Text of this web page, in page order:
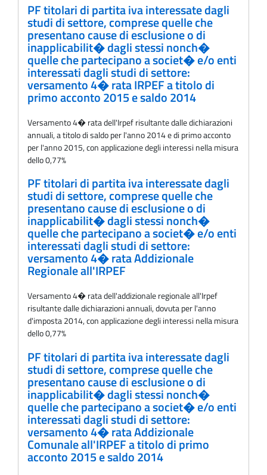
PF titolari di partita iva interessate dagli
studi di settore, comprese quelle che
presentano cause di esclusione o di
inapplicabilit� dagli stessi nonch�
quelle che partecipano a societ� e/o enti
interessati dagli studi di settore:
versamento 4� rata IRPEF a titolo di
primo acconto 2015 e saldo 2014
Versamento 4� rata dell'Irpef risultante dalle dichiarazioni
annuali, a titolo di saldo per l'anno 2014 e di primo acconto
per l'anno 2015, con applicazione degli interessi nella misura
dello 0,77%
PF titolari di partita iva interessate dagli
studi di settore, comprese quelle che
presentano cause di esclusione o di
inapplicabilit� dagli stessi nonch�
quelle che partecipano a societ� e/o enti
interessati dagli studi di settore:
versamento 4� rata Addizionale
Regionale all'IRPEF
Versamento 4� rata dell'addizionale regionale all'Irpef
risultante dalle dichiarazioni annuali, dovuta per l'anno
d'imposta 2014, con applicazione degli interessi nella misura
dello 0,77%
PF titolari di partita iva interessate dagli
studi di settore, comprese quelle che
presentano cause di esclusione o di
inapplicabilit� dagli stessi nonch�
quelle che partecipano a societ� e/o enti
interessati dagli studi di settore:
versamento 4� rata Addizionale
Comunale all'IRPEF a titolo di primo
acconto 2015 e saldo 2014